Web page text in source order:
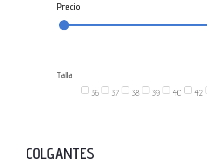
Precio
Talla
36
37 38 39 40 42
COLGANTES